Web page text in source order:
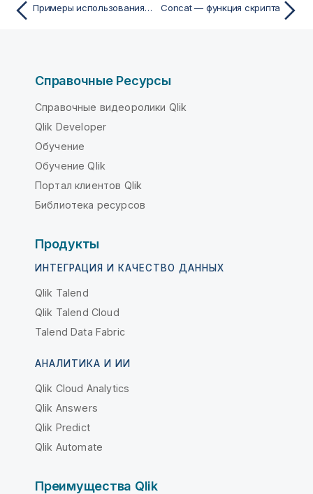
Примеры использования функций z-test Concat — функция скрипта
Справочные Ресурсы
Справочные видеоролики Qlik
Qlik Developer
Обучение
Обучение Qlik
Портал клиентов Qlik
Библиотека ресурсов
Продукты
ИНТЕГРАЦИЯ И КАЧЕСТВО ДАННЫХ
Qlik Talend
Qlik Talend Cloud
Talend Data Fabric
АНАЛИТИКА И ИИ
Qlik Cloud Analytics
Qlik Answers
Qlik Predict
Qlik Automate
Преимущества Qlik